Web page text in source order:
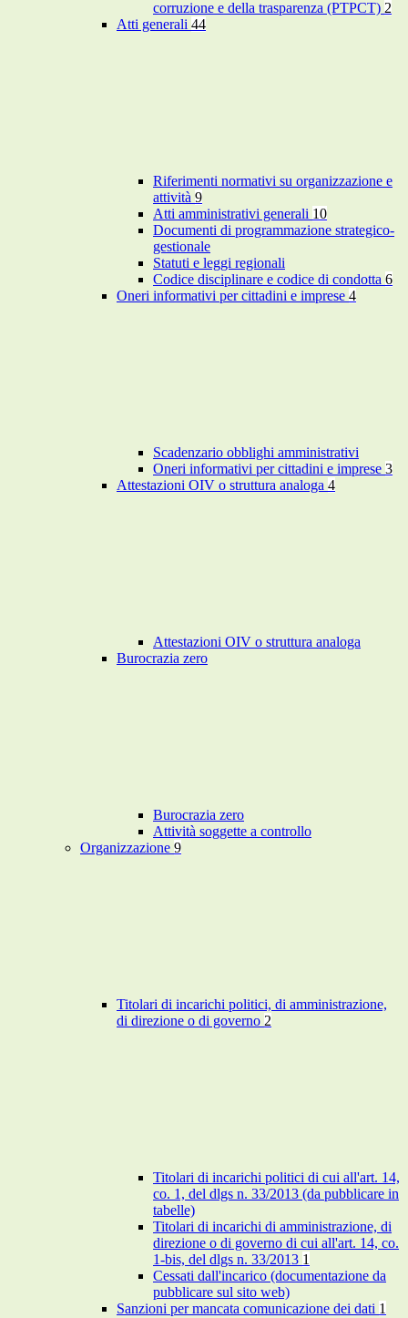
corruzione e della trasparenza (PTPCT) 2
Atti generali 44
Riferimenti normativi su organizzazione e
attività 9
Atti amministrativi generali 10
Documenti di programmazione strategico-
gestionale
Statuti e leggi regionali
Codice disciplinare e codice di condotta 6
Oneri informativi per cittadini e imprese 4
Scadenzario obblighi amministrativi
Oneri informativi per cittadini e imprese 3
Attestazioni OIV o struttura analoga 4
Attestazioni OIV o struttura analoga
Burocrazia zero
Burocrazia zero
Attività soggette a controllo
Organizzazione 9
Titolari di incarichi politici, di amministrazione,
di direzione o di governo 2
Titolari di incarichi politici di cui all'art. 14,
co. 1, del dlgs n. 33/2013 (da pubblicare in
tabelle)
Titolari di incarichi di amministrazione, di
direzione o di governo di cui all'art. 14, co.
1-bis, del dlgs n. 33/2013 1
Cessati dall'incarico (documentazione da
pubblicare sul sito web)
Sanzioni per mancata comunicazione dei dati 1